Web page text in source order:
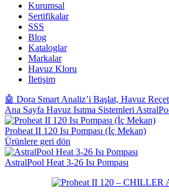
Kurumsal
Sertifikalar
SSS
Blog
Kataloglar
Markalar
Havuz Kloru
İletişim
🤖 Dora Smart Analiz’i Başlat, Havuz
Ana Sayfa Havuz Isıtma Sistemleri
Proheat II 120 Isı Pompası (İç Mekan)
Ürünlere geri dön
AstralPool Heat 3-26 Isı Pompası